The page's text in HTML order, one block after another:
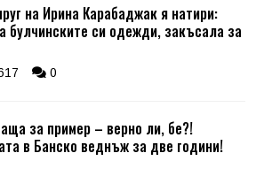
на Ирина Карабаджак я натири:
булчинските си одежди, закъсала за
0
за пример – верно ли, бе?!
в Банско веднъж за две години!